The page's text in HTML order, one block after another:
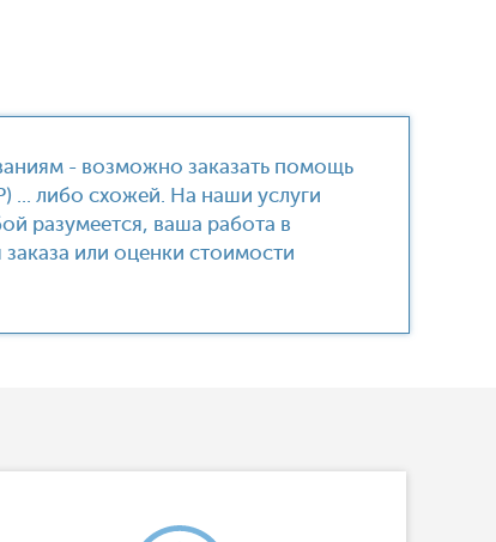
- возможно заказать помощь
... либо схожей. На наши услуги
разумеется, ваша работа в
или оценки стоимости